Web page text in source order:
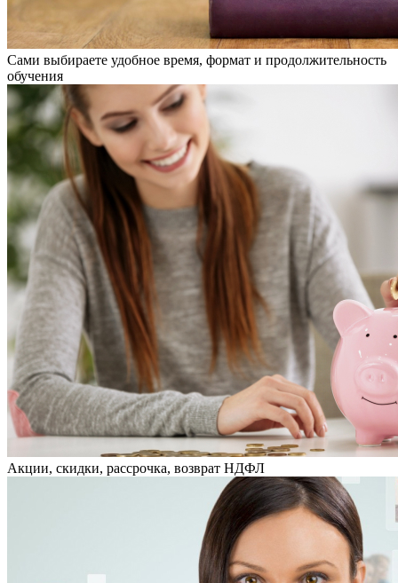
Сами выбираете удобное время, формат и продолжительность
обучения
Акции, скидки, рассрочка, возврат НДФЛ